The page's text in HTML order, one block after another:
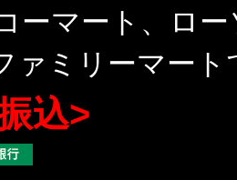
ーマート、ロ
ァミリーマー
込>